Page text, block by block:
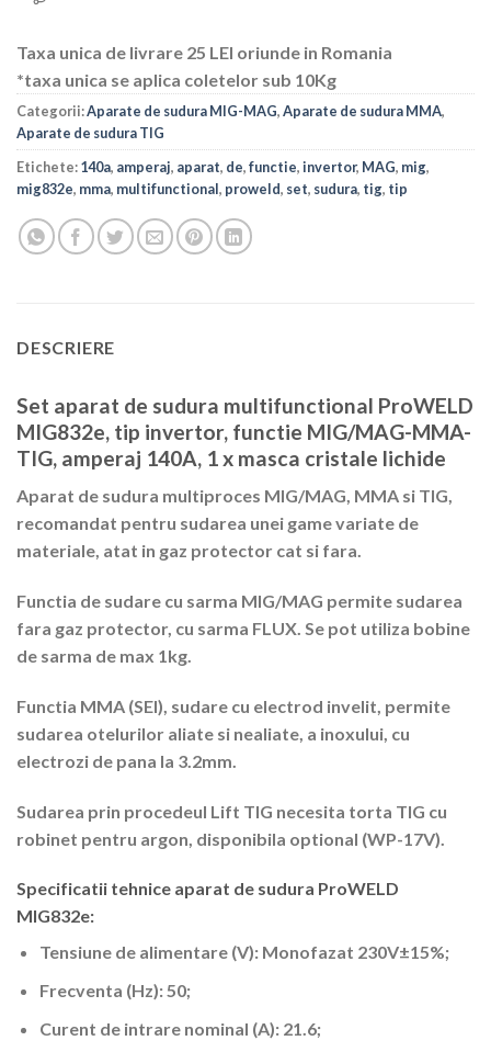
Taxa unica de livrare 25 LEI oriunde in Romania
*taxa unica se aplica coletelor sub 10Kg
Categorii:Aparate de sudura MIG-MAG,Aparate de sudura MMA,
Aparate de sudura TIG
Etichete:140a, amperaj, aparat, de,functie,invertor, MAG, mig,
mig832e, mma, multifunctional, proweld, set, sudura, tig, tip
DESCRIERE
Set aparat de sudura multifunctional ProWELD
MIG832e, tip invertor, functie MIG/MAG-MMA-
TIG, amperaj 140A, 1 x masca cristale lichide
Aparat de sudura multiproces MIG/MAG, MMA si TIG,
recomandat pentru sudarea unei game variate de
materiale, atat in gaz protector cat si fara.
Functia de sudare cu sarma MIG/MAG permite sudarea
fara gaz protector, cu sarma FLUX. Se pot utiliza bobine
de sarma de max 1kg.
Functia MMA (SEI), sudare cu electrod invelit, permite
sudarea otelurilor aliate si nealiate, a inoxului, cu
electrozi de pana la 3.2mm.
Sudarea prin procedeul Lift TIG necesita torta TIG cu
robinet pentru argon, disponibila optional (WP-17V).
Specificatii tehnice aparat de sudura ProWELD
MIG832e:
Tensiune de alimentare (V): Monofazat 230V±15%;
Frecventa (Hz): 50;
Curent de intrare nominal (A): 21.6;